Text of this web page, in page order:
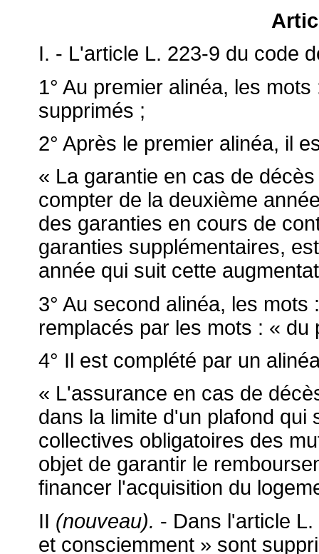
I. - L'article L. 223-9 du code
1° Au premier alinéa, les
supprimés ;
2° Après le premier alinéa, il
« La garantie en cas de
compter de la deuxième
des garanties en cours de
garanties supplémentaires,
année qui suit cette
3° Au second alinéa, les
remplacés par les mots : « du
4° Il est complété par un
« L'assurance en cas de
dans la limite d'un plafond
collectives obligatoires des
objet de garantir le
financer l'acquisition du
II (nouveau). - Dans l'article
et consciemment » sont